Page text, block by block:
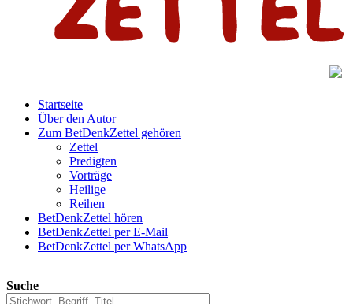
Startseite
Über den Autor
Zum BetDenkZettel gehören
Zettel
Predigten
Vorträge
Heilige
Reihen
BetDenkZettel hören
BetDenkZettel per E-Mail
BetDenkZettel per WhatsApp
Suche